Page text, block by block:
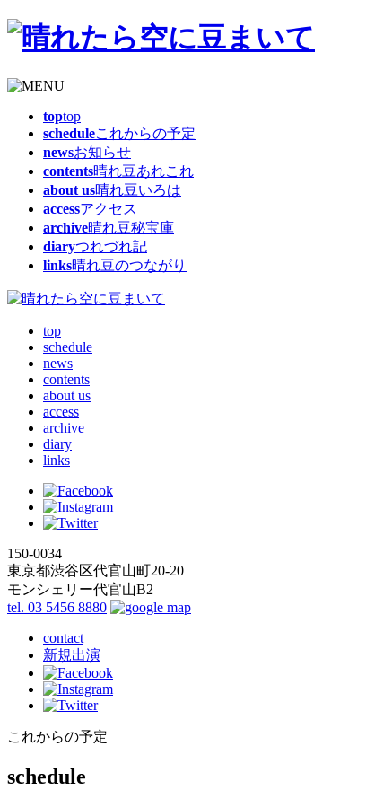
toptop
scheduleこれからの予定
newsお知らせ
contents晴れ豆あれこれ
about us晴れ豆いろは
accessアクセス
archive晴れ豆秘宝庫
diaryつれづれ記
links晴れ豆のつながり
top
schedule
news
contents
about us
access
archive
diary
links
150-0034
東京都渋谷区代官山町20-20
モンシェリー代官山B2
tel. 03 5456 8880
contact
新規出演
これからの予定
schedule